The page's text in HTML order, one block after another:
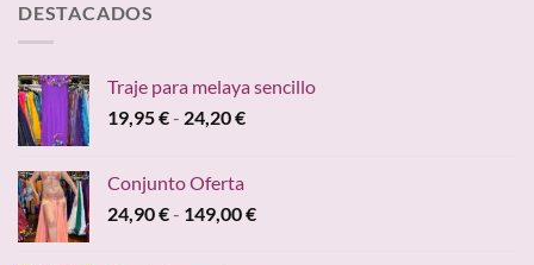
DESTACADOS
Traje para melaya sencillo
19,95€- 24,20€Rango
19,95 €
Conjunto Oferta
24,90€- 149,00€Rango